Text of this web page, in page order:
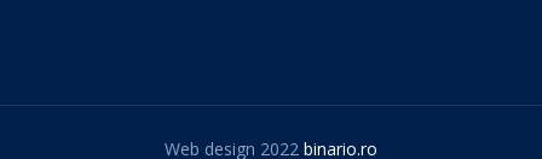
Web design 2022 binario.ro